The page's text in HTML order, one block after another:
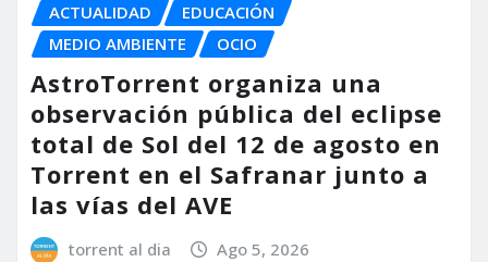
ACTUALIDAD
EDUCACIÓN
MEDIO AMBIENTE
OCIO
AstroTorrent organiza una
observación pública del eclipse
total de Sol del 12 de agosto en
Torrent en el Safranar junto a
las vías del AVE
torrent al dia Ago 5, 2026